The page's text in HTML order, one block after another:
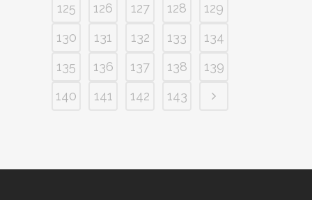
125
126 127 128
129
130
131 132 133
134
135
136 137 138
139
140
141 142 143